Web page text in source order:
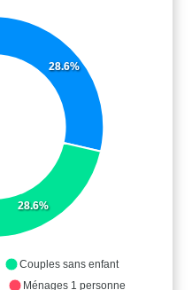
28.6%
28.6%
Couples sans enfant
Ménages 1 personne